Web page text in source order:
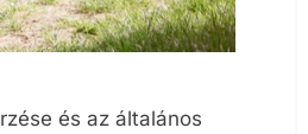
és az általános